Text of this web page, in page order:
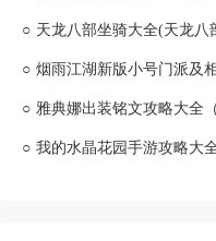
○ 天龙八部坐骑大全(天龙八
○ 烟雨江湖新版小号门派及
○
○